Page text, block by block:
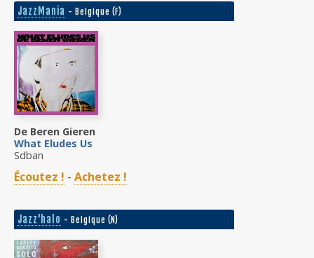
JazzMania - Belgique (F)
De Beren Gieren
What Eludes Us
Sdban
Écoutez ! - Achetez !
Jazz'halo - Belgique (N)